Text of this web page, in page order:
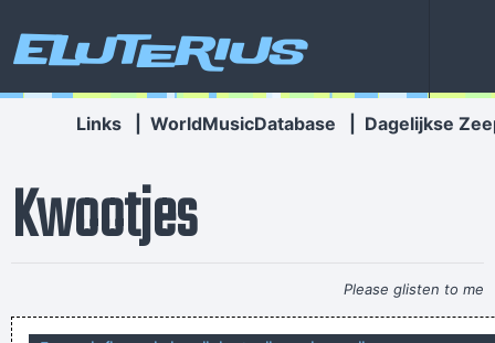
Eluterius
Links WorldMusicDatabase Dagelijkse
Kwootjes
Please glisten to me
wa´s da nu weer voor ´n vraag!